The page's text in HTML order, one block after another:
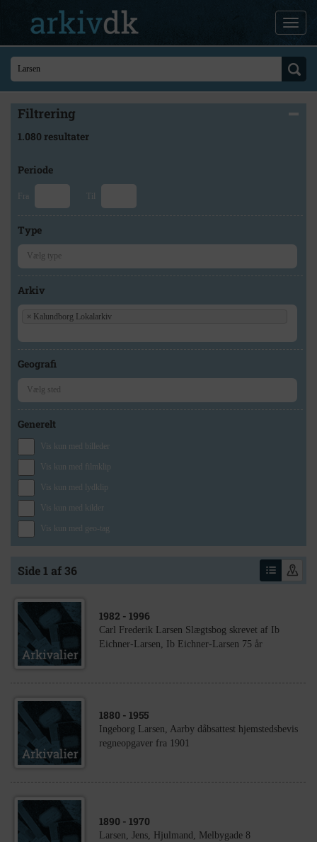
Filtrering
1.080 resultater
Periode
Fra Til
Type
Arkiv
× Kalundborg Lokalarkiv
Geografi
Generelt
Vis kun med billeder
Vis kun med filmklip
Vis kun med lydklip
Vis kun med kilder
Vis kun med geo-tag
Side 1 af 36
1982 - 1996
Carl Frederik Larsen Slægtsbog skrevet af Ib
Eichner-Larsen, Ib Eichner-Larsen 75 år
1880 - 1955
Ingeborg Larsen, Aarby dåbsattest hjemstedsbevis
regneopgaver fra 1901
1890 - 1970
Larsen, Jens, Hjulmand, Melbygade 8